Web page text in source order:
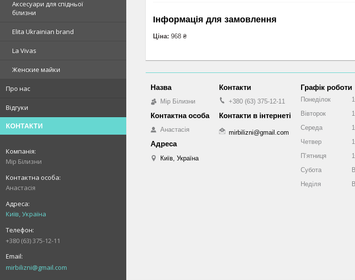
Аксесуари для спідньої
білизни
Elita Ukrainian brand
La Vivas
Женские майки
Про нас
Відгуки
КОНТАКТИ
Мір Білизни
Анастасія
Київ, Україна
+380 (63) 375-12-11
mirbilizni@gmail.com
Інформація для замовлення
Ціна: 968 ₴
Мір Білизни
Анастасія
Київ, Україна
+380 (63) 375-12-11
mirbilizni@gmail.com
Графік роботи
Понеділок
Вівторок
Середа
Четвер
Пʼятниця
Субота
Неділя